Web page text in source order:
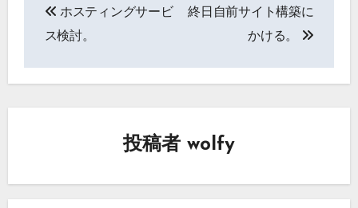
稿
ビ
シ
ホスティングサービ
ス検討。
終日自前サイト構築に
かける。
投稿者 wolfy